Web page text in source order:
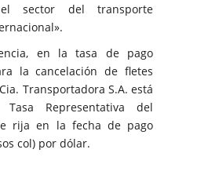
sector del transporte
en la tasa de pago
la cancelación de fletes
Transportadora S.A. está
Representativa del
rija en la fecha de pago
col) por dólar.